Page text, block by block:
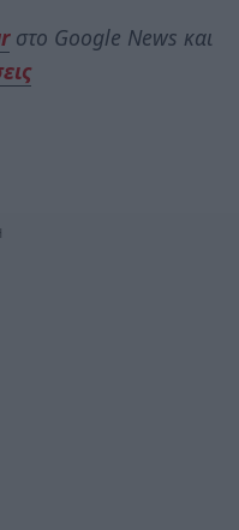
στο Google News και